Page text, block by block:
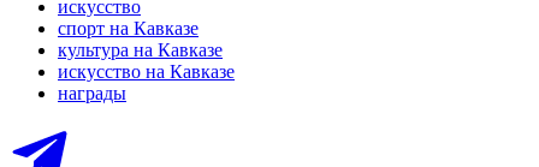
искусство
спорт на Кавказе
культура на Кавказе
искусство на Кавказе
награды